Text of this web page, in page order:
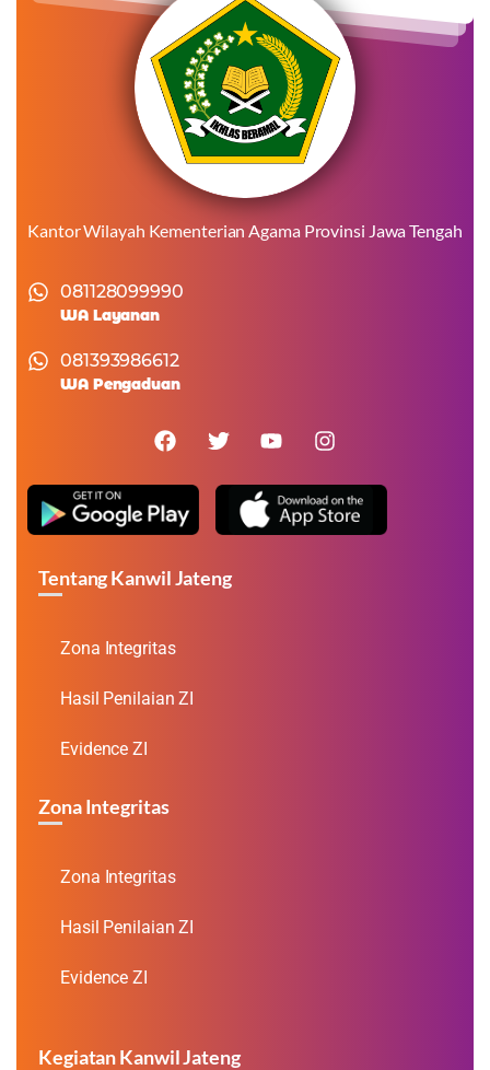
Kantor Wilayah Kementerian Agama Provinsi Jawa Tengah
081128099990
WA Layanan
081393986612
WA Pengaduan
Tentang Kanwil Jateng
Zona Integritas
Hasil Penilaian ZI
Evidence ZI
Zona Integritas
Zona Integritas
Hasil Penilaian ZI
Evidence ZI
Kegiatan Kanwil Jateng